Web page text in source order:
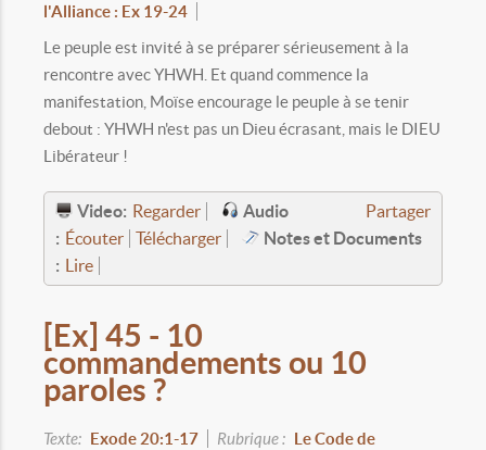
l'Alliance : Ex 19-24
Le peuple est invité à se préparer sérieusement à la
rencontre avec YHWH. Et quand commence la
manifestation, Moïse encourage le peuple à se tenir
debout : YHWH n'est pas un Dieu écrasant, mais le DIEU
Libérateur !
Partager
Video: Regarder
Audio
: Écouter Télécharger
Notes et Documents
:
Lire
[Ex] 45 - 10
commandements ou 10
paroles ?
Texte: Exode 20:1-17 Rubrique : Le Code de